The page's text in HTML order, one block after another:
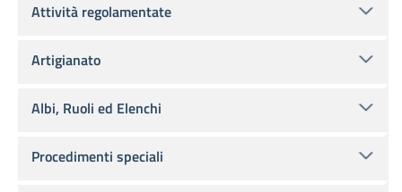
Attività regolamentate
Artigianato
Albi, Ruoli ed Elenchi
Procedimenti speciali